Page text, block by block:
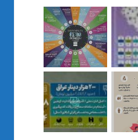
نسل Z را از بی‌هدفی به خودباوری
رساند / از یک کلاس ساده در قم تا
حضور مشترک معلم و هنرجویان
در مهم‌ترین گالری قرآنی هوش
مصنوعی تهران